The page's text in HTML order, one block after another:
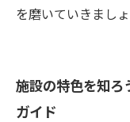
を磨いていきましょ
施設の特色を知ろ
ガイド